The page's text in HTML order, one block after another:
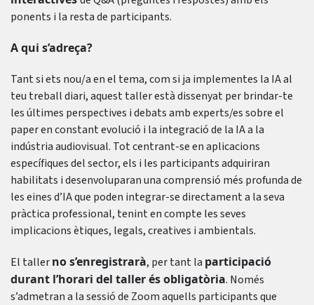
ponents i la resta de participants.
A qui s’adreça?
Tant si ets nou/a en el tema, com si ja implementes la IA al
teu treball diari, aquest taller està dissenyat per brindar-te
les últimes perspectives i debats amb experts/es sobre el
paper en constant evolució i la integració de la IA a la
indústria audiovisual. Tot centrant-se en aplicacions
específiques del sector, els i les participants adquiriran
habilitats i desenvoluparan una comprensió més profunda de
les eines d’IA que poden integrar-se directament a la seva
pràctica professional, tenint en compte les seves
implicacions ètiques, legals, creatives i ambientals.
El tallerno s’enregistrarà, per tant la participació
durant l’horari del taller és obligatòria. Només
s’admetran a la sessió de Zoom aquells participants que